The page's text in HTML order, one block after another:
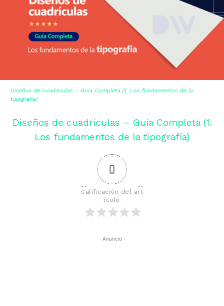
Diseños de cuadrículas – Guía Completa (1. Los fundamentos de la
tipografía)
Diseños de cuadrículas – Guía Completa (1.
Los fundamentos de la tipografía)
0
Calificación del art
ículo
- Anuncio -